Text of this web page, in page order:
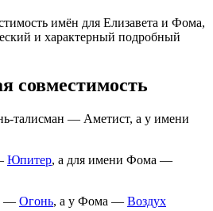
имён для Елизавета и Фома,
и характерный подробный
совместимость
талисман — Аметист, а у имени
Юпитер, а для имени Фома —
— Огонь, а у Фома — Воздух